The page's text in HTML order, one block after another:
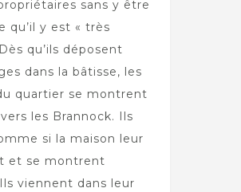
sans y être
qu’il y est « très
qu’ils déposent
dans la bâtisse, les
quartier se montrent
les Brannock. Ils
si la maison leur
et se montrent
viennent dans leur